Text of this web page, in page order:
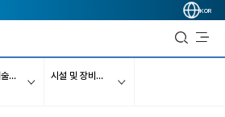
KOR
창의융합기술센터 시설 및 장비소개